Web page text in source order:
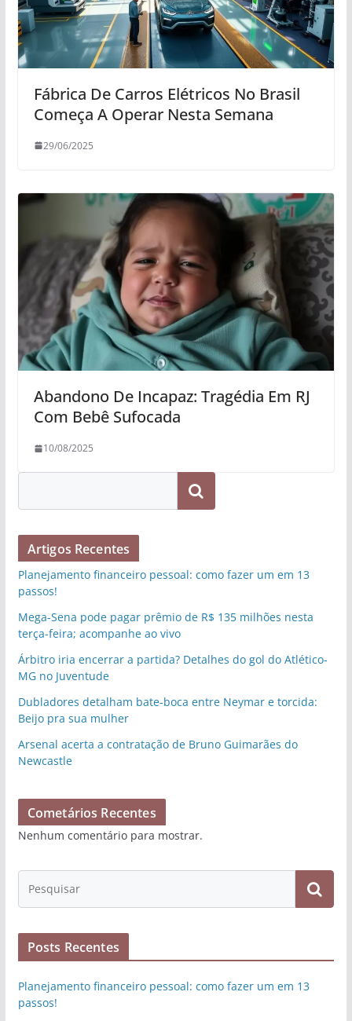
Fábrica De Carros Elétricos No Brasil
Começa A Operar Nesta Semana
29/06/2025
Abandono De Incapaz: Tragédia Em RJ
Com Bebê Sufocada
10/08/2025
Pesquisar
Artigos Recentes
Planejamento financeiro pessoal: como fazer um em 13
passos!
Mega-Sena pode pagar prêmio de R$ 135 milhões nesta
terça-feira; acompanhe ao vivo
Árbitro iria encerrar a partida? Detalhes do gol do Atlético-
MG no Juventude
Dubladores detalham bate-boca entre Neymar e torcida:
Beijo pra sua mulher
Arsenal acerta a contratação de Bruno Guimarães do
Newcastle
Cometários Recentes
Nenhum comentário para mostrar.
Posts Recentes
Planejamento financeiro pessoal: como fazer um em 13
passos!